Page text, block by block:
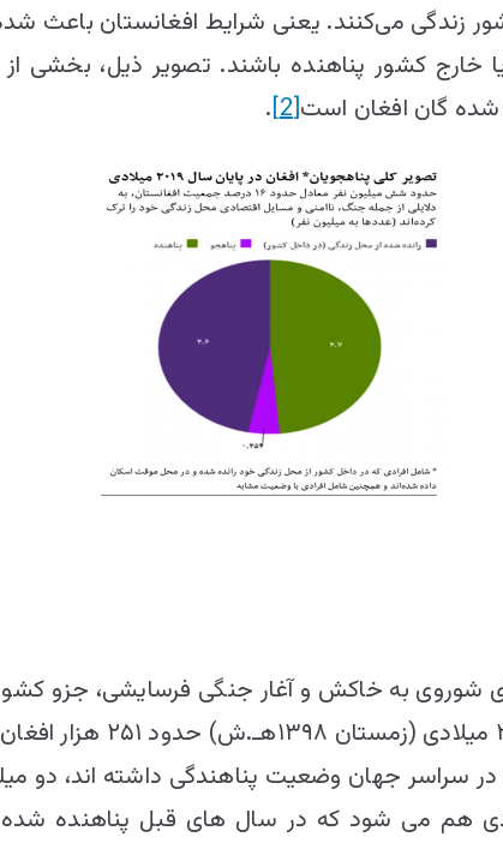
کشور پناهنده باشند. تصویر ذیل، بخشی از
شده گان افغان است[2]
.
شوروی به خاکش و آغار جنگی فرسایشی، جزو
به کشورهای دیگر پناه
هم می‌ شود که در سال‌ های قبل پناهنده شده